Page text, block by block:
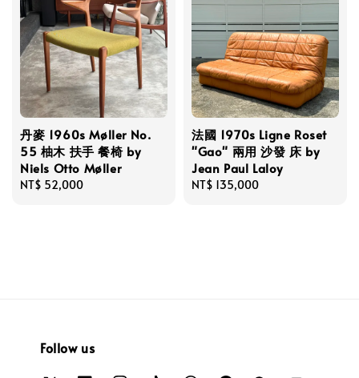
丹麥 1960s Møller No.
55 柚木 扶手 餐椅 by
Niels Otto Møller
Regular
NT$ 52,000
法國 1970s Ligne Roset
"Gao" 兩用 沙發 床 by
Jean Paul Laloy
Regular
NT$ 135,000
Follow us